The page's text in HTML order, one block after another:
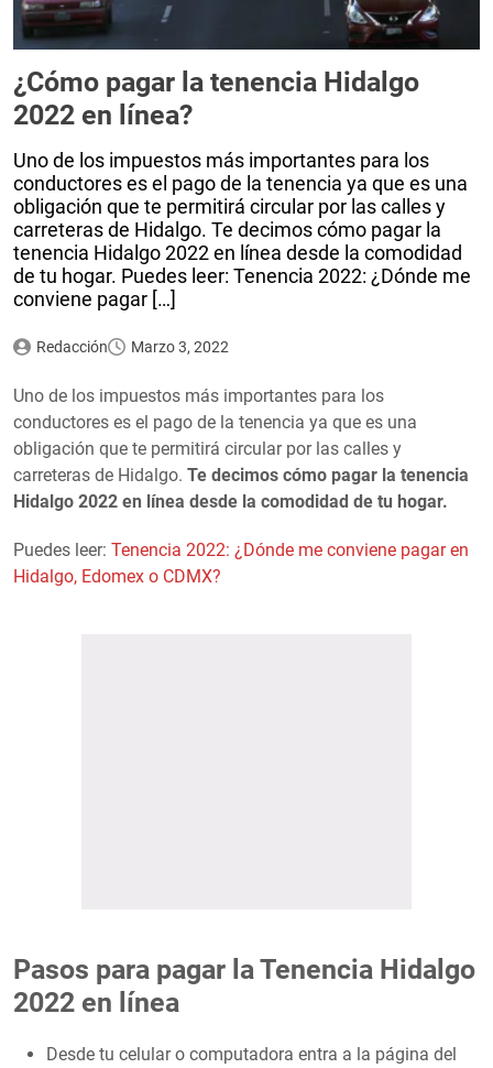
¿Cómo pagar la tenencia Hidalgo
2022 en línea?
Uno de los impuestos más importantes para los
conductores es el pago de la tenencia ya que es una
obligación que te permitirá circular por las calles y
carreteras de Hidalgo. Te decimos cómo pagar la
tenencia Hidalgo 2022 en línea desde la comodidad
de tu hogar. Puedes leer: Tenencia 2022: ¿Dónde me
conviene pagar […]
Redacción Marzo 3, 2022
Uno de los impuestos más importantes para los
conductores es el pago de la tenencia ya que es una
obligación que te permitirá circular por las calles y
carreteras de Hidalgo. Te decimos cómo pagar la tenencia
Hidalgo 2022 en línea desde la comodidad de tu hogar.
Puedes leer: Tenencia 2022: ¿Dónde me conviene pagar en
Hidalgo, Edomex o CDMX?
Pasos para pagar la Tenencia Hidalgo
2022 en línea
Desde tu celular o computadora entra a la página del